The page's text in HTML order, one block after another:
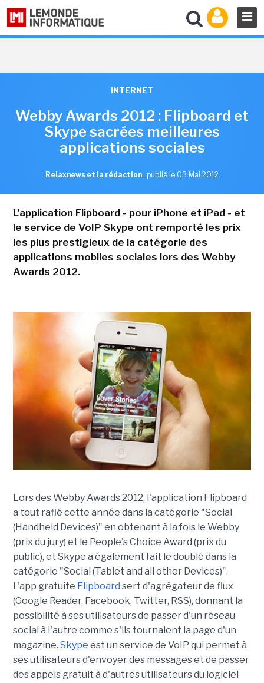
INTERNET
Webby Awards 2012 : Flipboard et
Skype sacrées meilleures
applications sociales
Relaxnews et la rédaction , publié le 03 Mai 2012
L'application Flipboard - pour iPhone et iPad - et
le service de VoIP Skype ont remporté les prix
les plus prestigieux de la catégorie des
applications mobiles sociales lors des Webby
Awards 2012.
Lors des Webby Awards 2012, l'application Flipboard
a tout raflé cette année dans la catégorie "Social
(Handheld Devices)" en obtenant à la fois le Webby
(prix du jury) et le People's Choice Award (prix du
public), et Skype a également fait le doublé dans la
catégorie "Social (Tablet and all other Devices)".
L'app gratuite Flipboard sert d'agrégateur de flux
(Google Reader, Facebook, Twitter, RSS), donnant la
possibilité à ses utilisateurs de passer d'un réseau
social à l'autre comme s'ils tournaient la page d'un
magazine. Skype est un service de VoIP qui permet à
ses utilisateurs d'envoyer des messages et de passer
des appels gratuit à d'autres utilisateurs du logiciel